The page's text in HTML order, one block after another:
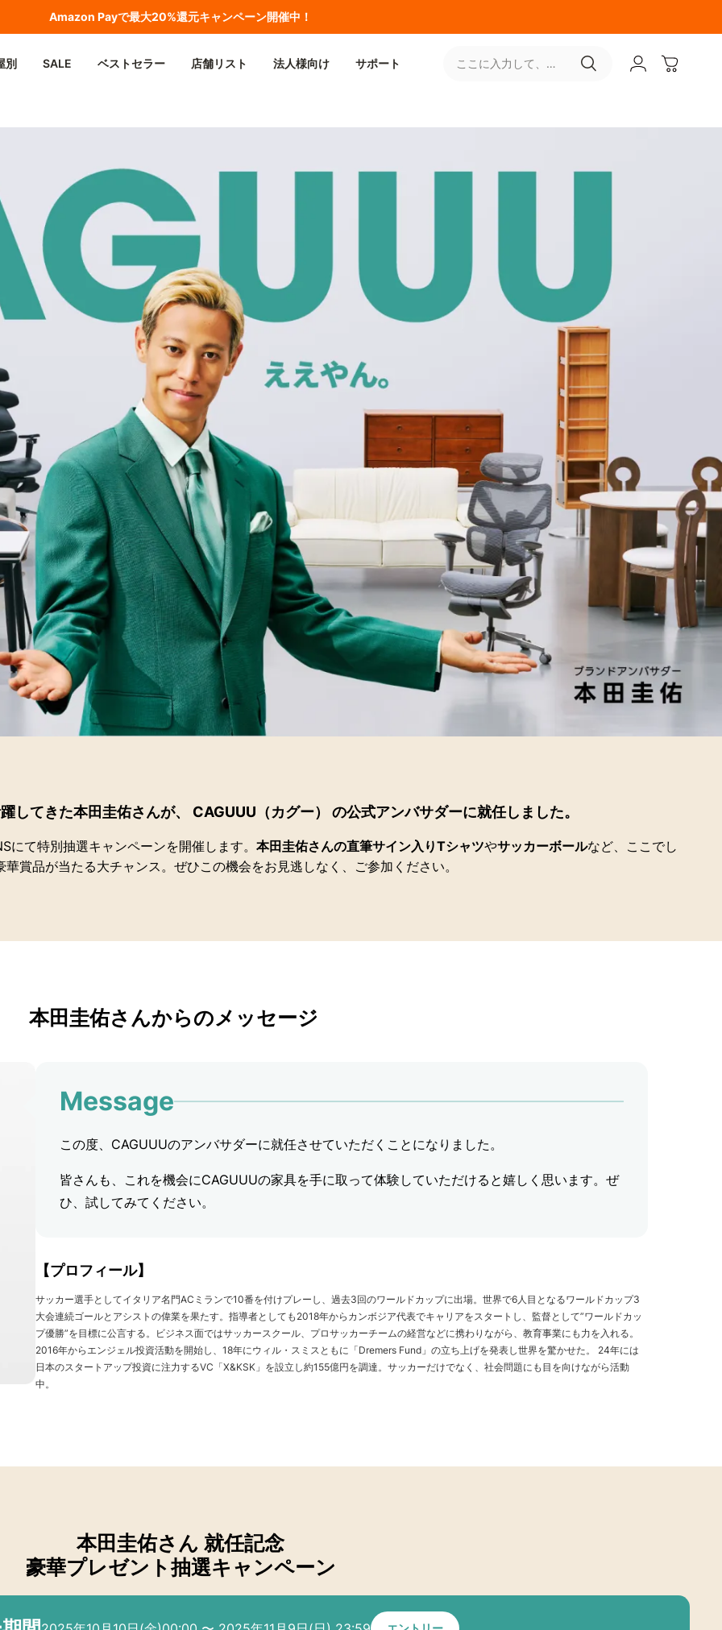
Amazon Payで最大20%還元キャンペーン開催中！
別 SALE ベストセラー 店舗リスト 法人様向け サポート
ここに入力して、
してきた本田圭佑さんが、 CAGUUU（カグー） の公式アンバサダーに就任しました。
て特別抽選キャンペーンを開催します。 本田圭佑さんの直筆サイン入りTシャツやサッカーボールなど、ここでし
華賞品が当たる大チャンス。ぜひこの機会をお見逃しなく、ご参加ください。
本田圭佑さんからのメッセージ
Message
この度、CAGUUUのアンバサダーに就任させていただくことになりました。
皆さんも、これを機会にCAGUUUの家具を手に取って体験していただけると嬉しく思います。ぜ
ひ、試してみてください。
【プロフィール】
サッカー選手としてイタリア名門ACミランで10番を付けプレーし、過去3回のワールドカップに出場。世界で6人目となるワールドカップ3
大会連続ゴールとアシストの偉業を果たす。指導者としても2018年からカンボジア代表でキャリアをスタートし、監督として”ワールドカッ
プ優勝”を目標に公言する。ビジネス面ではサッカースクール、プロサッカーチームの経営などに携わりながら、教育事業にも力を入れる。
2016年からエンジェル投資活動を開始し、18年にウィル・スミスともに「Dremers Fund」の立ち上げを発表し世界を驚かせた。 24年には
日本のスタートアップ投資に注力するVC「X&KSK」を設立し約155億円を調達。サッカーだけでなく、社会問題にも目を向けながら活動
中。
本田圭佑さん 就任記念
豪華プレゼント抽選キャンペーン